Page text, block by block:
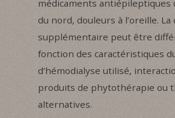
médicaments antiépileptiques
du nord, douleurs à l’oreille. La
supplémentaire peut être
fonction des caractéristiques
d’hémodialyse utilisé,
produits de phytothérapie ou
alternatives.